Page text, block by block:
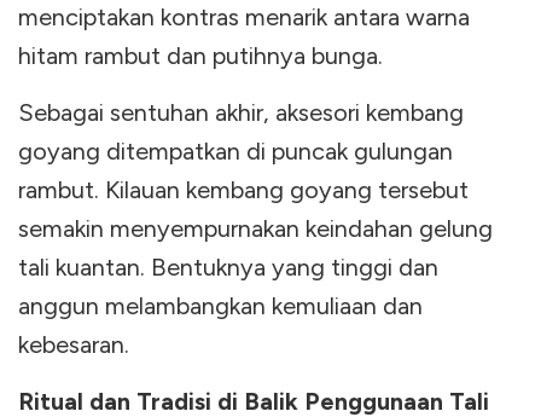
menciptakan kontras menarik antara warna
hitam rambut dan putihnya bunga.
Sebagai sentuhan akhir, aksesori kembang
goyang ditempatkan di puncak gulungan
rambut. Kilauan kembang goyang tersebut
semakin menyempurnakan keindahan gelung
tali kuantan. Bentuknya yang tinggi dan
anggun melambangkan kemuliaan dan
kebesaran.
Ritual dan Tradisi di Balik Penggunaan Tali